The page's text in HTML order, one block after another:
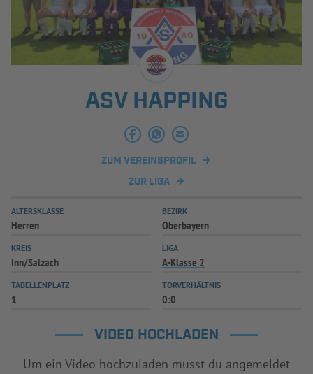
SPIELBETRIEB & VERBANDSLEBEN
AUSBILDUNG & FÖRDERUNG
INFOTHEK SPIELPLUS
ASV HAPPING
ZUM VEREINSPROFIL
ZUR LIGA
ALTERSKLASSE
Herren
BEZIRK
Oberbayern
KREIS
Inn/Salzach
LIGA
A-Klasse 2
TABELLENPLATZ
1
TORVERHÄLTNIS
0:0
VIDEO HOCHLADEN
Um ein Video hochzuladen musst du angemeldet